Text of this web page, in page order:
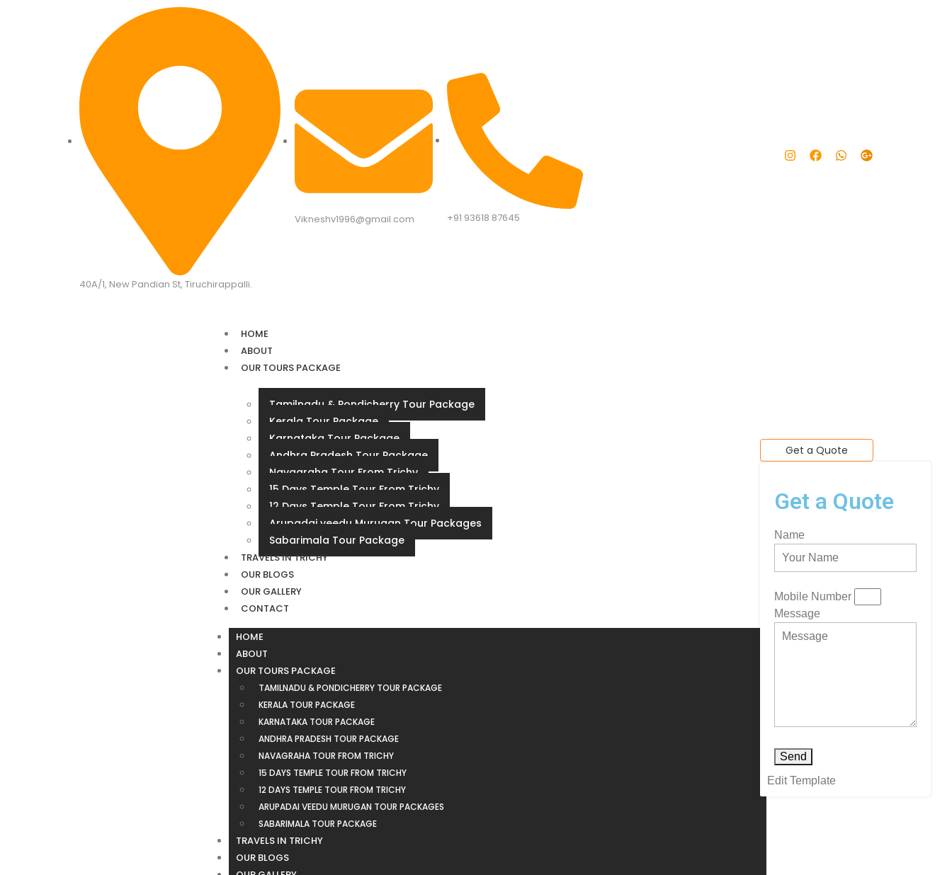
40A/1, New Pandian St, Tiruchirappalli.
Vikneshv1996@gmail.com​ +91 93618 87645​
HOME
ABOUT
OUR TOURS PACKAGE
Tamilnadu & Pondicherry Tour Package
Kerala Tour Package
Karnataka Tour Package
Andhra Pradesh Tour Package
Navagraha Tour From Trichy
15 Days Temple Tour From Trichy
12 Days Temple Tour From Trichy
Arupadai veedu Murugan Tour Packages
Sabarimala Tour Package
TRAVELS IN TRICHY
OUR BLOGS
OUR GALLERY
CONTACT
HOME
ABOUT
OUR TOURS PACKAGE
TAMILNADU & PONDICHERRY TOUR PACKAGE
KERALA TOUR PACKAGE
KARNATAKA TOUR PACKAGE
ANDHRA PRADESH TOUR PACKAGE
NAVAGRAHA TOUR FROM TRICHY
15 DAYS TEMPLE TOUR FROM TRICHY
12 DAYS TEMPLE TOUR FROM TRICHY
ARUPADAI VEEDU MURUGAN TOUR PACKAGES
SABARIMALA TOUR PACKAGE
TRAVELS IN TRICHY
OUR BLOGS
Get a Quote
Get a Quote
Name
Mobile Number
Message
Send
Edit Template